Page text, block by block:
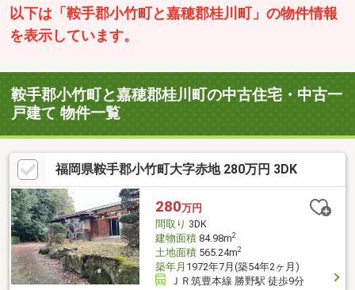
以下は「鞍手郡小竹町と嘉穂郡桂川町」の物件情報
を表示しています。
鞍手郡小竹町と嘉穂郡桂川町の中古住宅・中古一
戸建て 物件一覧
福岡県鞍手郡小竹町大字赤地 280万円 3DK
280万円
間取り 3DK
建物面積84.98m2
土地面積565.24m2
築年月 1972年7月(築54年2ヶ月)
ＪＲ筑豊本線 勝野駅 徒歩9分